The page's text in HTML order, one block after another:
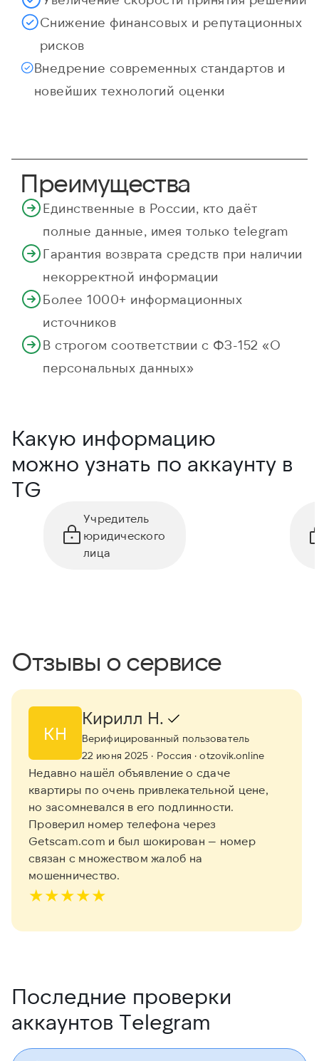
Снижение финансовых и репутационных
рисков
Внедрение современных стандартов и
новейших технологий оценки
Преимущества
Единственные в России, кто даёт
полные данные, имея только telegram
Гарантия возврата средств при наличии
некорректной информации
Более 1000+ информационных
источников
В строгом соответствии с ФЗ-152 «О
персональных данных»
Какую информацию
можно узнать по аккаунту в
TG
Учредитель
юридического
лица
Отзывы о сервисе
КН
Кирилл Н.
Верифицированный пользователь
22 июня 2025 · Россия · otzovik.online
Недавно нашёл объявление о сдаче
квартиры по очень привлекательной цене,
но засомневался в его подлинности.
Проверил номер телефона через
Getscam.com и был шокирован — номер
связан с множеством жалоб на
мошенничество.
★★★★★
Последние проверки
аккаунтов Telegram